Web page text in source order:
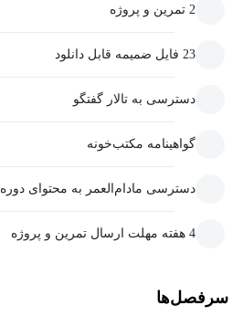
2 تمرین و پروژه
23 فایل ضمیمه قابل دانلود
دسترسی به تالار گفتگو
گواهینامه مکتب‌خونه
دسترسی مادام‌العمر به محتوای دوره
4 هفته مهلت ارسال تمرین و پروژه
سرفصل‌ها